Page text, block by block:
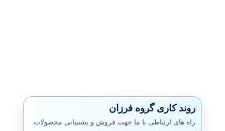
روند کاری گروه فرزان
راه های ارتباطی با ما جهت فروش و پشتیبانی محصولات